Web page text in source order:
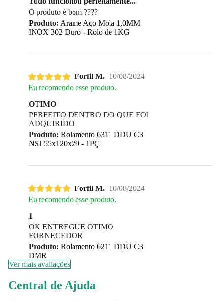
O produto é bom ????
Produto: Arame Aço Mola 1,0MM
INOX 302 Duro - Rolo de 1KG
Forfil M.
10/08/2024
Eu recomendo esse produto.
OTIMO
PERFEITO DENTRO DO QUE FOI
ADQUIRIDO
Produto: Rolamento 6311 DDU C3
NSJ 55x120x29 - 1PÇ
Forfil M.
10/08/2024
Eu recomendo esse produto.
1
OK ENTREGUE OTIMO
FORNECEDOR
Produto: Rolamento 6211 DDU C3
DMR
Ver mais avaliações
Central de Ajuda